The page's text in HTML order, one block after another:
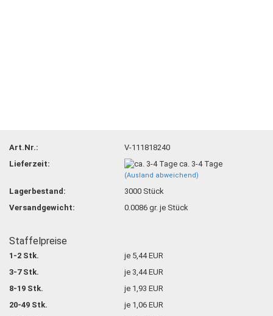
Art.Nr.:
V-111818240
Lieferzeit:
ca. 3-4 Tage
(Ausland abweichend)
Lagerbestand: 3000 Stück
Versandgewicht:
0.0086 gr. je Stück
Staffelpreise
1-2 Stk.
je 5,44 EUR
3-7 Stk.
je 3,44 EUR
8-19 Stk.
je 1,93 EUR
20-49 Stk.
je 1,06 EUR